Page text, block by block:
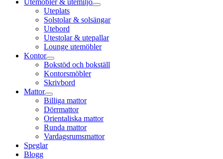
Utemöbler & utemiljö
Uteplats
Solstolar & solsängar
Utebord
Utestolar & utepallar
Lounge utemöbler
Kontor
Bokstöd och bokställ
Kontorsmöbler
Skrivbord
Mattor
Billiga mattor
Dörrmattor
Orientaliska mattor
Runda mattor
Vardagsrumsmattor
Speglar
Blogg